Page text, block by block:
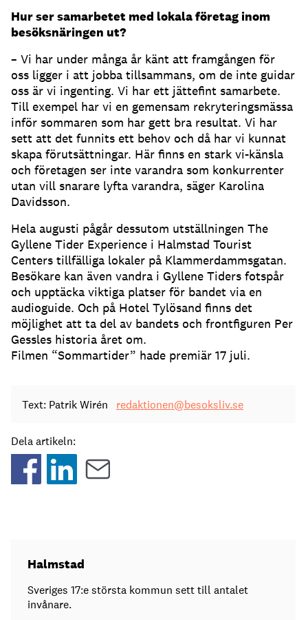
Hur ser samarbetet med lokala företag inom
besöksnäringen ut?
– Vi har under många år känt att framgången för
oss ligger i att jobba tillsammans, om de inte guidar
oss är vi ingenting. Vi har ett jättefint samarbete.
Till exempel har vi en gemensam rekryteringsmässa
inför sommaren som har gett bra resultat. Vi har
sett att det funnits ett behov och då har vi kunnat
skapa förutsättningar. Här finns en stark vi-känsla
och företagen ser inte varandra som konkurrenter
utan vill snarare lyfta varandra, säger Karolina
Davidsson.
Hela augusti pågår dessutom utställningen The
Gyllene Tider Experience i Halmstad Tourist
Centers tillfälliga lokaler på Klammerdammsgatan.
Besökare kan även vandra i Gyllene Tiders fotspår
och upptäcka viktiga platser för bandet via en
audioguide. Och på Hotel Tylösand finns det
möjlighet att ta del av bandets och frontfiguren Per
Gessles historia året om.
Filmen “Sommartider” hade premiär 17 juli.
Text: Patrik Wirén redaktionen@besoksliv.se
Dela artikeln:
Halmstad
Sveriges 17:e största kommun sett till antalet
invånare.